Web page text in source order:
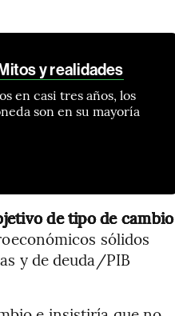
y realidades
en casi tres años, los
son en su mayoría
de tipo de cambio
sólidos
y de deuda/PIB